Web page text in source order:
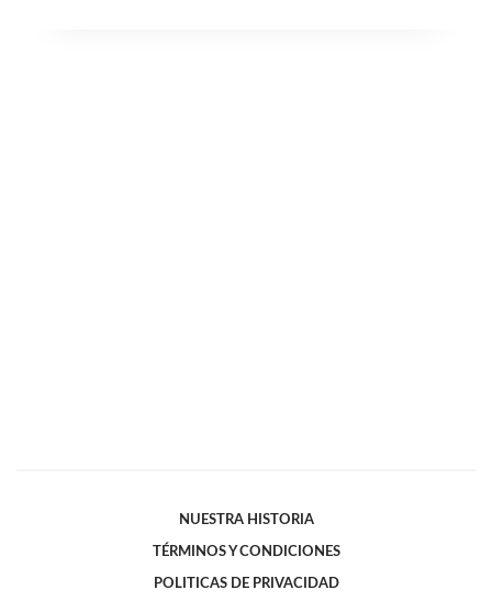
NUESTRA HISTORIA
TÉRMINOS Y CONDICIONES
POLITICAS DE PRIVACIDAD